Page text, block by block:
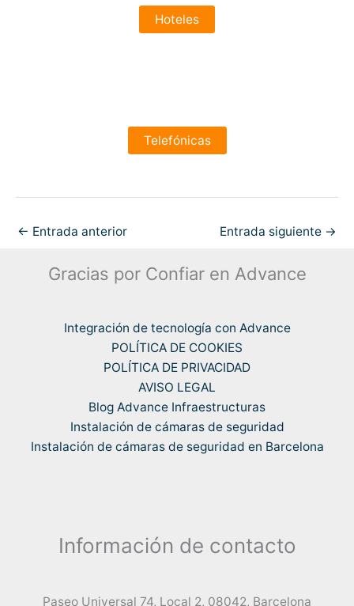
Hoteles
Telefónicas
← Entrada anterior Entrada siguiente →
Gracias por Confiar en Advance
Integración de tecnología con Advance
POLÍTICA DE COOKIES
POLÍTICA DE PRIVACIDAD
AVISO LEGAL
Blog Advance Infraestructuras
Instalación de cámaras de seguridad
Instalación de cámaras de seguridad en Barcelona
Información de contacto
Paseo Universal 74, Local 2, 08042, Barcelona